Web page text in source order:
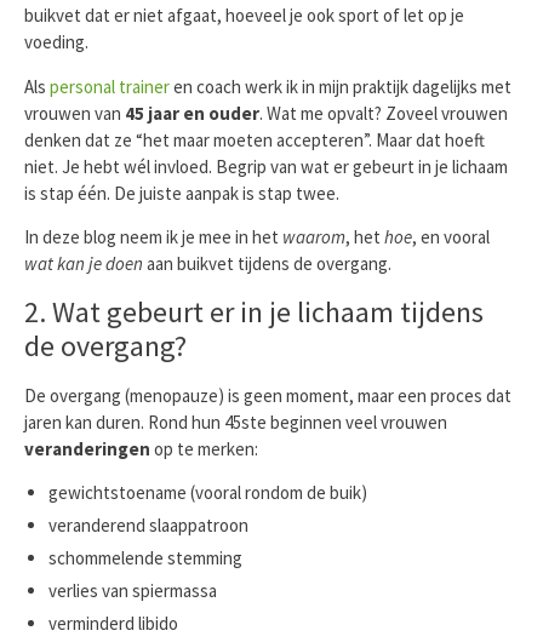
buikvet dat er niet afgaat, hoeveel je ook sport of let op je
voeding.
Als personal traineren coach werk ik in mijn praktijk dagelijks met
vrouwen van 45 jaar en ouder. Wat me opvalt? Zoveel vrouwen
denken dat ze “het maar moeten accepteren”. Maar dat hoeft
niet. Je hebt wél invloed. Begrip van wat er gebeurt in je lichaam
is stap één. De juiste aanpak is stap twee.
In deze blog neem ik je mee in het waarom, het hoe, en vooral
wat kan je doen aan buikvet tijdens de overgang.
2. Wat gebeurt er in je lichaam tijdens
de overgang?
De overgang (menopauze) is geen moment, maar een proces dat
jaren kan duren. Rond hun 45ste beginnen veel vrouwen
veranderingen op te merken:
gewichtstoename (vooral rondom de buik)
veranderend slaappatroon
schommelende stemming
verlies van spiermassa
verminderd libido